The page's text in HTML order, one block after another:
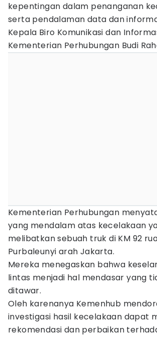
kepentingan dalam penanganan
serta pendalaman data dan
Kepala Biro Komunikasi dan
Kementerian Perhubungan Budi
Kementerian Perhubungan
yang mendalam atas kecelakaan
melibatkan sebuah truk di KM 92
Purbaleunyi arah Jakarta.
Mereka menegaskan bahwa
lintas menjadi hal mendasar yang
ditawar.
Oleh karenanya Kemenhub
investigasi hasil kecelakaan dapat
rekomendasi dan perbaikan